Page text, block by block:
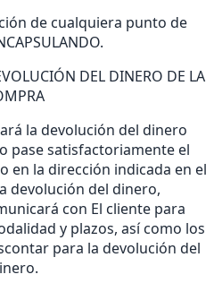
de cualquiera punto de
DEL DINERO DE LA
la devolución del dinero
pase satisfactoriamente el
en la dirección indicada en el
devolución del dinero,
con El cliente para
y plazos, así como los
para la devolución del